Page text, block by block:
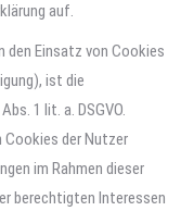
auf.
den Einsatz von Cookies
ist die
1 lit. a. DSGVO.
Cookies der Nutzer
im Rahmen dieser
berechtigten Interessen